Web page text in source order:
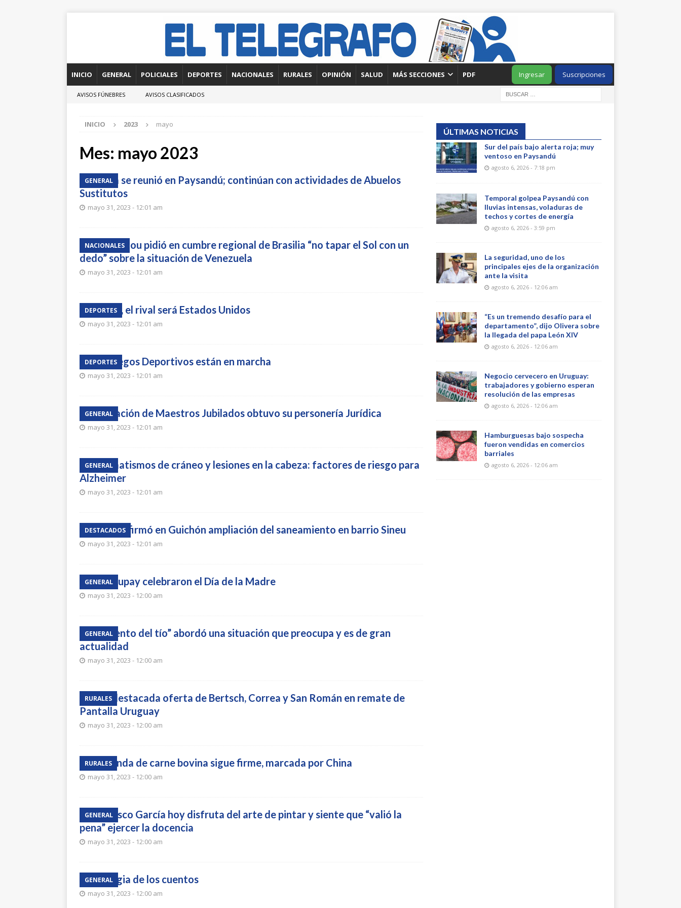
INICIO GENERAL POLICIALES DEPORTES NACIONALES RURALES OPINIÓN SALUD MÁS SECCIONES PDF Suscripciones
Ingresar
AVISOS FÚNEBRES AVISOS CLASIFICADOS
INICIO 2023 mayo
Mes: mayo 2023
GENERAL
Cipem se reunió en Paysandú; continúan con actividades de Abuelos
Sustitutos
mayo 31, 2023 - 12:01 am
NACIONALES
Lacalle Pou pidió en cumbre regional de Brasilia “no tapar el Sol con un
dedo” sobre la situación de Venezuela
mayo 31, 2023 - 12:01 am
DEPORTES
Si pasa, el rival será Estados Unidos
mayo 31, 2023 - 12:01 am
DEPORTES
Los Juegos Deportivos están en marcha
mayo 31, 2023 - 12:01 am
GENERAL
Asociación de Maestros Jubilados obtuvo su personería Jurídica
mayo 31, 2023 - 12:01 am
GENERAL
Traumatismos de cráneo y lesiones en la cabeza: factores de riesgo para
Alzheimer
mayo 31, 2023 - 12:01 am
DESTACADOS
OSE confirmó en Guichón ampliación del saneamiento en barrio Sineu
mayo 31, 2023 - 12:01 am
GENERAL
En Cajupay celebraron el Día de la Madre
mayo 31, 2023 - 12:00 am
GENERAL
“El cuento del tío” abordó una situación que preocupa y es de gran
actualidad
mayo 31, 2023 - 12:00 am
RURALES
Muy destacada oferta de Bertsch, Correa y San Román en remate de
Pantalla Uruguay
mayo 31, 2023 - 12:00 am
RURALES
Demanda de carne bovina sigue firme, marcada por China
mayo 31, 2023 - 12:00 am
GENERAL
Francisco García hoy disfruta del arte de pintar y siente que “valió la
pena” ejercer la docencia
mayo 31, 2023 - 12:00 am
GENERAL
La magia de los cuentos
mayo 31, 2023 - 12:00 am
ÚLTIMAS NOTICIAS
Sur del país bajo alerta roja; muy
ventoso en Paysandú
agosto 6, 2026 - 7:18 pm
Temporal golpea Paysandú con
lluvias intensas, voladuras de
techos y cortes de energía
agosto 6, 2026 - 3:59 pm
La seguridad, uno de los
principales ejes de la organización
ante la visita
agosto 6, 2026 - 12:06 am
“Es un tremendo desafío para el
departamento”, dijo Olivera sobre
la llegada del papa León XIV
agosto 6, 2026 - 12:06 am
Negocio cervecero en Uruguay:
trabajadores y gobierno esperan
resolución de las empresas
agosto 6, 2026 - 12:06 am
Hamburguesas bajo sospecha
fueron vendidas en comercios
barriales
agosto 6, 2026 - 12:06 am